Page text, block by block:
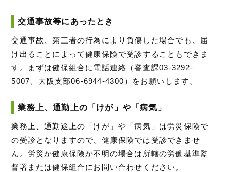
交通事故等にあったとき
交通事故、第三者の行為により負傷した場合でも、届
け出ることによって健康保険で受診することもできま
す。まずは健保組合に電話連絡（審査課03-3292-
5007、大阪支部06-6944-4300）をお願いします。
業務上、通勤上の「けが」や「病気」
業務上、通勤途上の「けが」や「病気」は労災保険で
の受診となりますので、健康保険では受診できませ
ん。労災か健康保険か不明の場合は所轄の労働基準監
督署または健保組合にお問い合わせください。